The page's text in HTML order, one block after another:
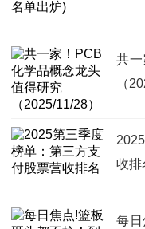
共
（
收排
每